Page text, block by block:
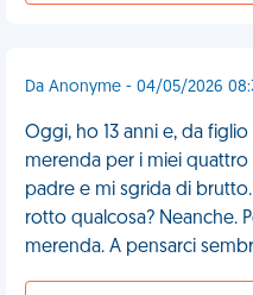
Da Anonyme - 04/05/2026
Oggi, ho 13 anni e, da
merenda per i miei quattro
padre e mi sgrida di
rotto qualcosa? Neanche.
merenda. A pensarci